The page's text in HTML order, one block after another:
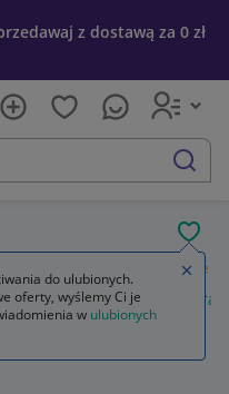
z dostawą za 0 zł
szukaj
Garaże
garaż blaszany 3x5
do ulubionych.
oferty, wyślemy Ci je
w ulubionych